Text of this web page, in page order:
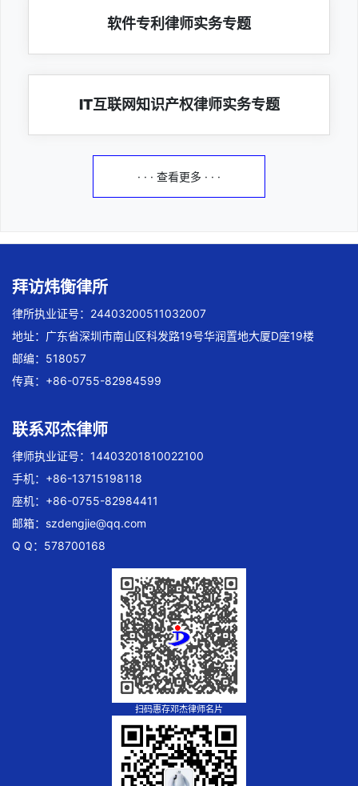
软件专利律师实务专题
IT互联网知识产权律师实务专题
· · · 查看更多 · · ·
拜访炜衡律所
律所执业证号：24403200511032007
地址：广东省深圳市南山区科发路19号华润置地大厦D座19楼
邮编：518057
传真：+86-0755-82984599
联系邓杰律师
律师执业证号：14403201810022100
手机：+86-13715198118
座机：+86-0755-82984411
邮箱： szdengjie@qq.com
Q Q：578700168
扫码惠存邓杰律师名片